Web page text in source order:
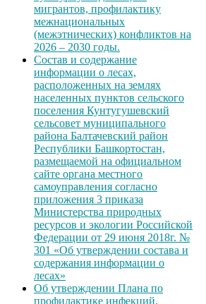
мигрантов, профилактику
межнациональных
(межэтнических) конфликтов на
2026 – 2030 годы.
Состав и содержание
информации о лесах,
расположенных на землях
населенных пунктов сельского
поселения Кунтугушевский
сельсовет муниципального
района Балтачевский район
Республики Башкортостан,
размещаемой на официальном
сайте органа местного
самоуправления согласно
приложения 3 приказа
Министерства природных
ресурсов и экологии Российской
Федерации от 29 июня 2018г. №
301 «Об утверждении состава и
содержания информации о
лесах»
Об утверждении Плана по
профилактике инфекций,